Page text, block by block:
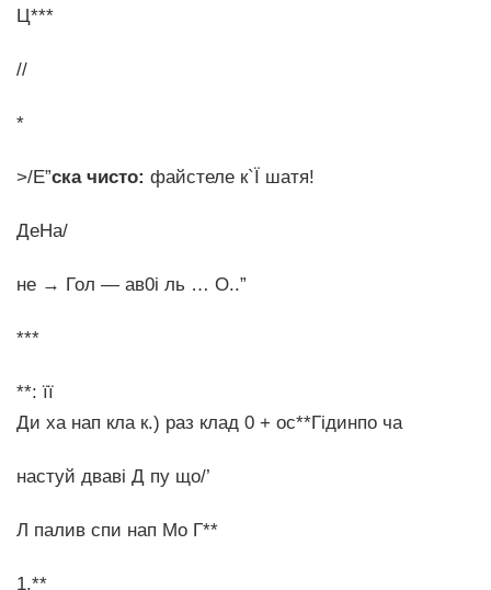
Ц***
//
*
>/Е”ска чисто: файстеле к`Ї шатя!
ДеНа/
не → Гол ― ав0і ль … О..”
***
**: її
Ди ха нап кла к.) раз клад 0 + ос**Гідинпо ча
настуй дваві Д пу що/’
Л палив спи нап Мо Г**
1.**